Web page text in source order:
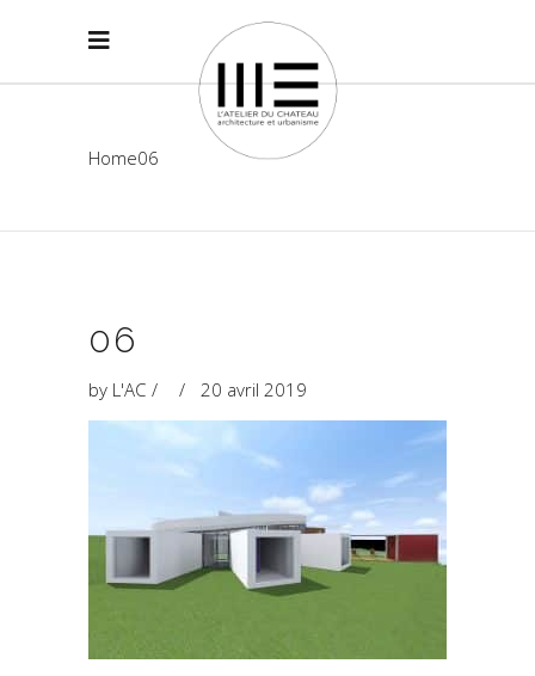
Home06
06
by L'AC 20 avril 2019